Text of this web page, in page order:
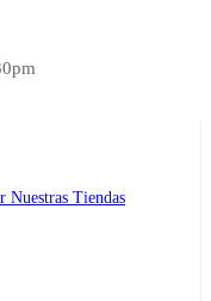
Nuestras Tiendas